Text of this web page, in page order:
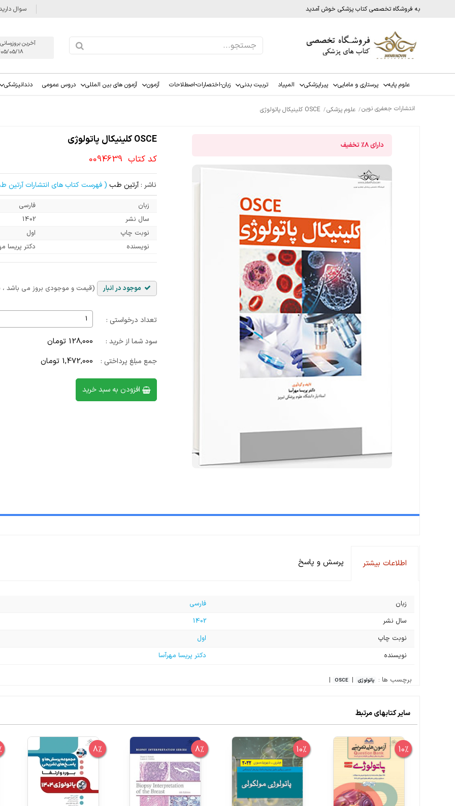
به فروشگاه تخصصی کتاب پزشکی خوش آمدید سوال
آخرین
05/18
علوم پایه پرستاری و مامایی پیراپزشکی المپیاد تربیت بدنی زبان-اختصارات-اصطلاحات آزمون آزمون های بین المللی دروس عمومی دندانپزشکی
انتشارات جعفری نوین علوم پزشکی OSCE کلینیکال پاتولوژی
دارای8% تخفیف OSCE کلینیکال پاتولوژی
کد کتاب 0094639
ناشر :آرتین طب ( فهرست کتاب های انتشارات آرتین
زبان
فارسی
سال نشر
1402
نوبت چاپ
اول
نویسنده
دکتر پریسا
موجود در انبار (قیمت و موجودی بروز می باشد ،
تعداد درخواستی :
سود شما از خرید :
128,000 تومان
جمع مبلغ پرداختی : 1,472,000 تومان
افزودن به سبد خرید
اطلاعات بیشتر پرسش و پاسخ
زبان
فارسی
سال نشر
1402
نوبت چاپ
اول
نویسنده
دکتر پریسا مهرآسا
برچسب ها : پاتولوژی |
OSCE
|
سایر کتابهای مرتبط
10%
10%
8%
8%